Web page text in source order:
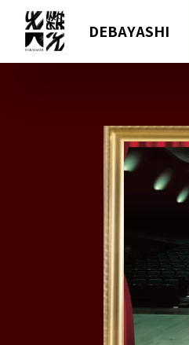
DEBAYASHI